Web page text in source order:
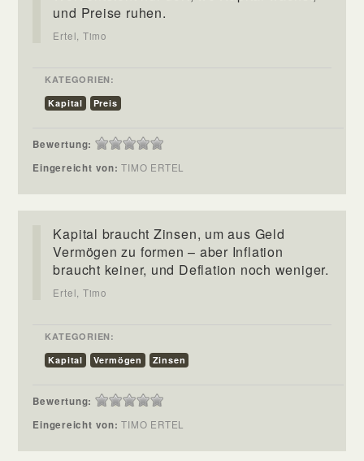
und Preise ruhen.
Ertel, Timo
KATEGORIEN:
Kapital
Preis
Bewertung:
Eingereicht von:TIMO ERTEL
Kapital braucht Zinsen, um aus Geld
Vermögen zu formen – aber Inflation
braucht keiner, und Deflation noch weniger.
Ertel, Timo
KATEGORIEN:
Kapital
Vermögen Zinsen
Bewertung:
Eingereicht von:TIMO ERTEL